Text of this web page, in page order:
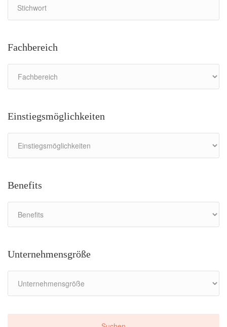
Fachbereich
Einstiegsmöglichkeiten
Benefits
Unternehmensgröße